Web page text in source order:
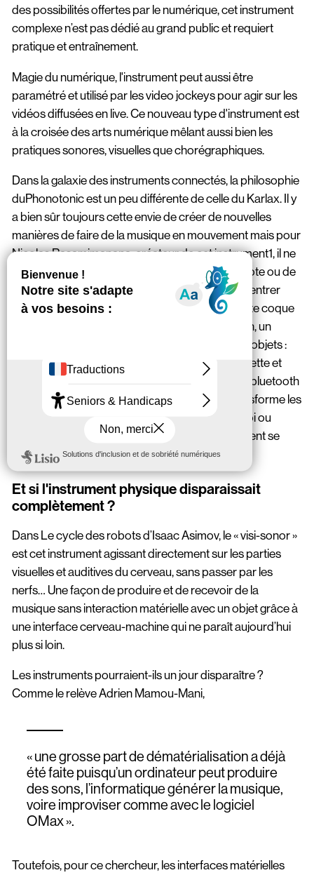
des possibilités offertes par le numérique, cet instrument
complexe n’est pas dédié au grand public et requiert
pratique et entraînement.
Magie du numérique, l'instrument peut aussi être
paramétré et utilisé par les video jockeys pour agir sur les
vidéos diffusées en live. Ce nouveau type d'instrument est
à la croisée des arts numérique mêlant aussi bien les
pratiques sonores, visuelles que chorégraphiques.
Dans la galaxie des instruments connectés, la philosophie
duPhonotonic est un peu différente de celle du Karlax. Il y
a bien sûr toujours cette envie de créer de nouvelles
manières de faire de la musique en mouvement mais pour
Nicolas Rasamimanana, créateur de cet instrument1, il ne
s’agit pas de chercher « le contrôle de chaque note ou de
chaque amplitude», mais davantage de se concentrer
« sur le flux musical et l’interprétation ». Dans cette coque
à la forme de polyèdre que l’on tient dans la main, un
capteur est placé et peut être mis dans d’autres objets :
« On peut par exemple le glisser dans sa chaussette et
danser pour faire de la musique ». Connecté via bluetooth
à un téléphone ou à une tablette, le capteur transforme les
données de mouvements en sons. Prêt à l’emploi ou
programmable, le Phonotonic pourrait rapidement se
retrouver sur les pistes de danse.
Et si l'instrument physique disparaissait
complètement ?
Dans Le cycle des robots d’Isaac Asimov, le « visi-sonor »
est cet instrument agissant directement sur les parties
visuelles et auditives du cerveau, sans passer par les
nerfs… Une façon de produire et de recevoir de la
musique sans interaction matérielle avec un objet grâce à
une interface cerveau-machine qui ne paraît aujourd’hui
plus si loin.
Les instruments pourraient-ils un jour disparaître ?
Comme le relève Adrien Mamou-Mani,
« une grosse part de dématérialisation a déjà
été faite puisqu’un ordinateur peut produire
des sons, l’informatique générer la musique,
voire improviser comme avec le logiciel
OMax ».
Toutefois, pour ce chercheur, les interfaces matérielles